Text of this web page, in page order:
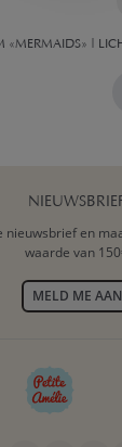
«MERMAIDS» |
nieuwsbrief en
waarde van
MELD ME AAN